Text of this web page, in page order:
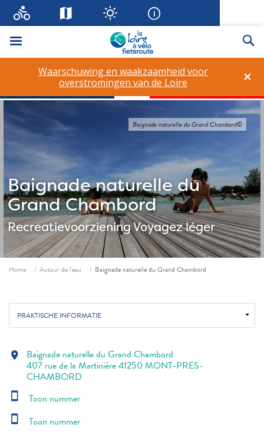
Menu
×
Waarschuwing en waakzaamheid voor
overstromingen van de Loire
Baignade naturelle du
Grand Chambord
RecreatievoorzieningVoyagez léger
Baignade naturelle du Grand Chambord©
Fil d'ariane
Home Autour de l'eau Baignade naturelle du Grand Chambord
PRAKTISCHE INFORMATIE
location_on Baignade naturelle du Grand Chambord
407 rue de la Martinière 41250 MONT-PRES-
CHAMBORD
smartphone Toon nummer
smartphone Toon nummer